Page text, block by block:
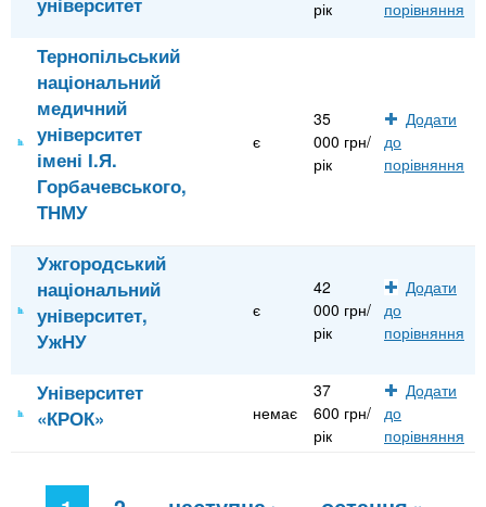
рік
порівняння
Тернопільський
національний
медичний
університет
імені І.Я.
Горбачевського,
ТНМУ
є
35
000 грн/
рік
Додати
до
порівняння
Ужгородський
національний
університет,
УжНУ
є
42
000 грн/
рік
Додати
до
порівняння
Університет
«КРОК»
немає
37
600 грн/
рік
Додати
до
порівняння